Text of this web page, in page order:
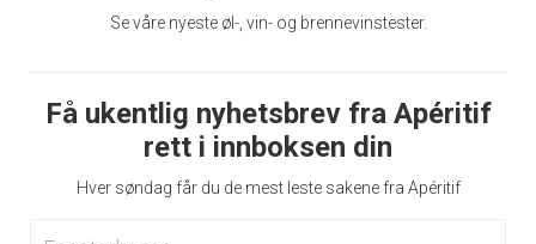
Se våre nyeste øl-, vin- og brennevinstester.
Få ukentlig nyhetsbrev fra Apéritif
rett i innboksen din
Hver søndag får du de mest leste sakene fra Apéritif